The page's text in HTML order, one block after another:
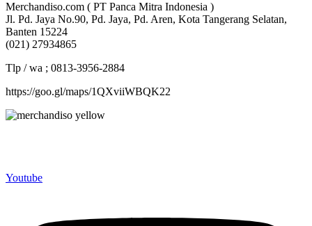
Merchandiso.com ( PT Panca Mitra Indonesia )
Jl. Pd. Jaya No.90, Pd. Jaya, Pd. Aren, Kota Tangerang Selatan,
Banten 15224
(021) 27934865
Tlp / wa ; 0813-3956-2884
https://goo.gl/maps/1QXviiWBQK22
Youtube